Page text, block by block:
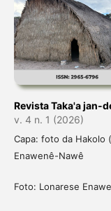
Revista Taka'a jan-
v. 4 n. 1 (2026)
Capa: foto da Hakolo
Enawenê-Nawê
Foto: Lonarese